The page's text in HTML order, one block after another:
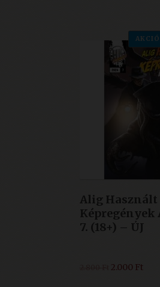
Alig Használt
Képregények
7. (18+) – ÚJ
Original
2.000 Ft